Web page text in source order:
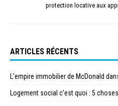
protection locative aux
ARTICLES RÉCENTS
L’empire immobilier de McDonald
Logement social c’est quoi : 5